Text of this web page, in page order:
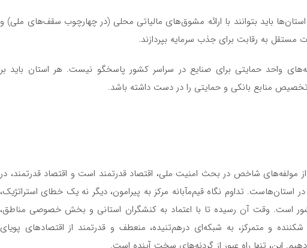
باید بتوانند با ارائه مشوق‌های مالیاتی محلی (در چهارچوب سقف‌های ملی) و
مستقل به رقابت برای جذب سرمایه بپردازند.
واحد حمایتی برای صنایع در سراسر کشور پاسخگو نیست. هر استان باید بر
منابع بانکی و حمایتی را در دست داشته باشد.
شاخص در بحث امنیت ملی، اقتصاد قدرتمند است و اقتصاد قدرتمند، در
تداوم نگاه قیم‌مآبانه مرکز به پیرامون، دیگر نه یک خطای استراتژیک،
است. وقت آن رسیده تا با اعتماد به کنشگران استانی و بخش خصوصی مناطق،
و متمرکز، به شبکه‌ای درهم‌تنیده، منعطف و قدرتمند از اقتصادهای پویای